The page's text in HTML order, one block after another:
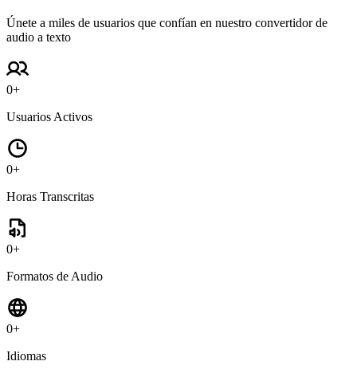
Únete a miles de usuarios que confían en nuestro convertidor de
audio a texto
0+
Usuarios Activos
0+
Horas Transcritas
0+
Formatos de Audio
0+
Idiomas